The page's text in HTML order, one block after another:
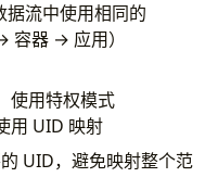
container (privileged
nfs-mount disk
据流中使用相同的
器 → 应用）
使用特权模式
用 UID 映射
UID，避免映射整个范